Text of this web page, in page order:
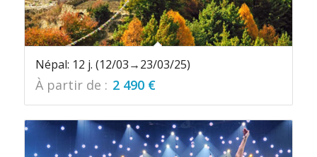
Népal: 12 j. (12/03→23/03/25)
À partir de : 2 490 €